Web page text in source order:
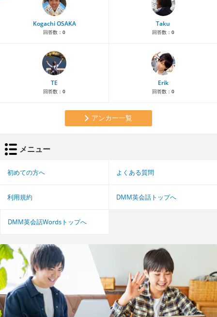
Kogachi OSAKA
回答数： 0
Taku
回答数： 0
TE
回答数： 0
Erik
回答数： 0
アンカー一覧
メニュー
初めての方へ よくある質問
利用規約 DMM英会話トップへ
DMM英会話Wordsトップへ